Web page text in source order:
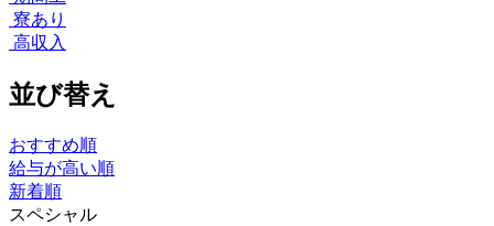
寮あり
高収入
並び替え
おすすめ順
給与が高い順
新着順
スペシャル